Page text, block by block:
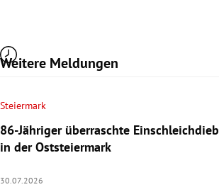
Weitere Meldungen
Steiermark
86-Jähriger überraschte Einschleichdieb
in der Oststeiermark
30.07.2026